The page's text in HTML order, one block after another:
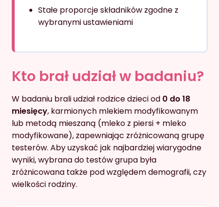
Stałe proporcje składników zgodne z
wybranymi ustawieniami
Kto brał udział w badaniu?
W badaniu brali udział rodzice dzieci od 0 do 18
miesięcy, karmionych mlekiem modyfikowanym
lub metodą mieszaną (mleko z piersi + mleko
modyfikowane), zapewniając zróżnicowaną grupę
testerów. Aby uzyskać jak najbardziej wiarygodne
wyniki, wybrana do testów grupa była
zróżnicowana także pod względem demografii, czy
wielkości rodziny.